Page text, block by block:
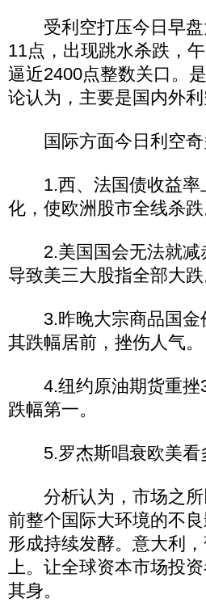
受利空打压今日早盘
11点，出现跳水杀跌，
逼近2400点整数关口。
论认为，主要是国内外
国际方面今日利空奇
1.西、法国债收益率
化，使欧洲股市全线杀跌
2.美国国会无法就减
导致美三大股指全部大跌
3.昨晚大宗商品国金
其跌幅居前，挫伤人气。
4.纽约原油期货重挫
跌幅第一。
5.罗杰斯唱衰欧美看
分析认为，市场之所
前整个国际大环境的不
形成持续发酵。意大利
上。让全球资本市场投
其身。